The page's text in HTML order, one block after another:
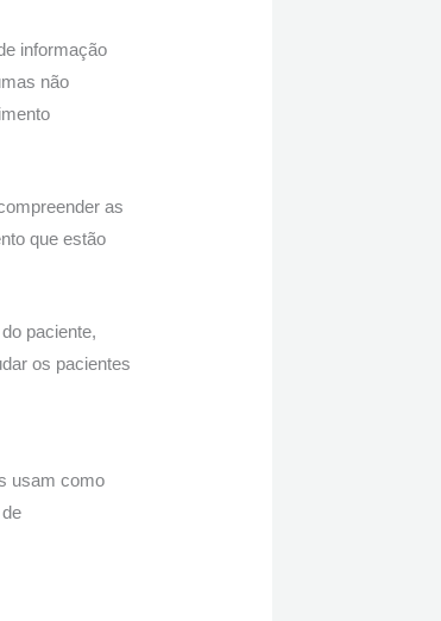
informação
não
as
que estão
paciente,
os pacientes
usam como